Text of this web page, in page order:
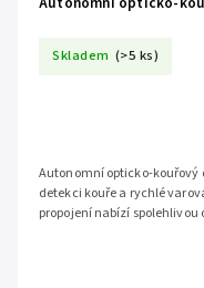
Skladem (>5 ks)
Autonomní opticko-kouřový
detekci kouře a rychlé
propojení nabízí spolehlivou